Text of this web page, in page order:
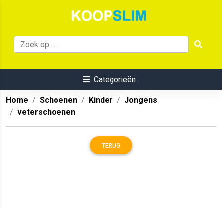
Categorieën
Home Schoenen Kinder
Jongens
veterschoenen
TERUG